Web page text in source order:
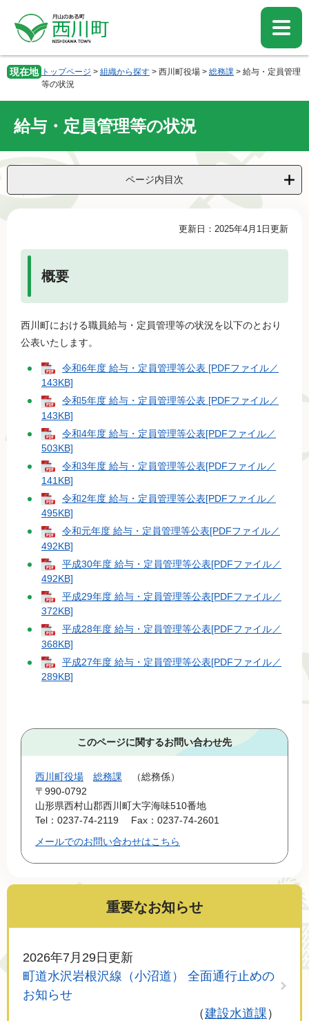
先
頭
を
飛
文
へ
現在地 トップページ > 組織から探す > 西川町役場 > 総務課 > 給与・定員管理
等の状況
給与・定員管理等の状況
ページ内目次
更新日：2025年4月1日更新
概要
西川町における職員給与・定員管理等の状況を以下のとおり
公表いたします。
令和6年度 給与・定員管理等公表 [PDFファイル／
143KB]
令和5年度 給与・定員管理等公表 [PDFファイル／
143KB]
令和4年度 給与・定員管理等公表[PDFファイル／
503KB]
令和3年度 給与・定員管理等公表[PDFファイル／
141KB]
令和2年度 給与・定員管理等公表[PDFファイル／
495KB]
令和元年度 給与・定員管理等公表[PDFファイル／
492KB]
平成30年度 給与・定員管理等公表[PDFファイル／
492KB]
平成29年度 給与・定員管理等公表[PDFファイル／
372KB]
平成28年度 給与・定員管理等公表[PDFファイル／
368KB]
平成27年度 給与・定員管理等公表[PDFファイル／
289KB]
このページに関するお問い合わせ先
西川町役場 総務課
総務係
〒990-0792
山形県西村山郡西川町大字海味510番地
Tel：0237-74-2119
Fax：0237-74-2601
メールでのお問い合わせはこちら
重要なお知らせ
2026年7月29日更新
町道水沢岩根沢線（小沼道） 全面通行止めの
お知らせ
建設水道課